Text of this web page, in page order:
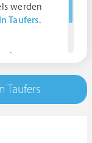
werden
Taufers.
Taufers